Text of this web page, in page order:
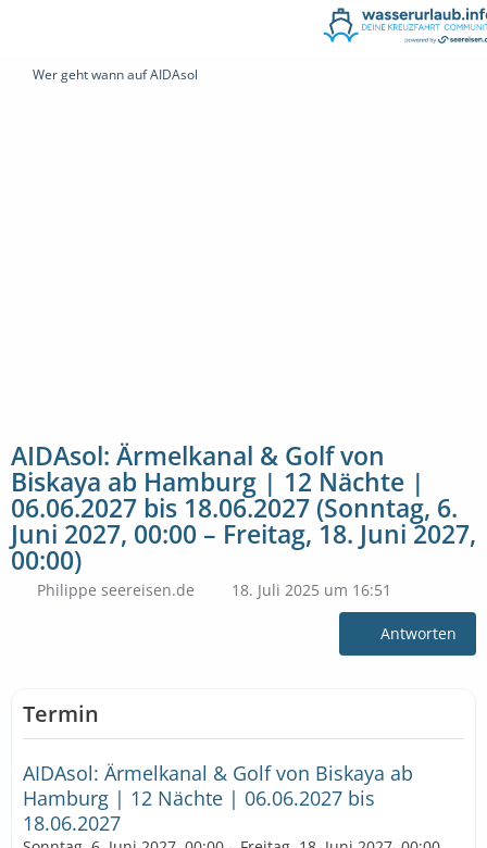
Wer geht wann auf AIDAsol
AIDAsol: Ärmelkanal & Golf von
Biskaya ab Hamburg | 12 Nächte |
06.06.2027 bis 18.06.2027 (Sonntag, 6.
Juni 2027, 00:00 – Freitag, 18. Juni 2027,
00:00)
Philippe seereisen.de 18. Juli 2025 um 16:51
Antworten
Termin
AIDAsol: Ärmelkanal & Golf von Biskaya ab
Hamburg | 12 Nächte | 06.06.2027 bis
18.06.2027